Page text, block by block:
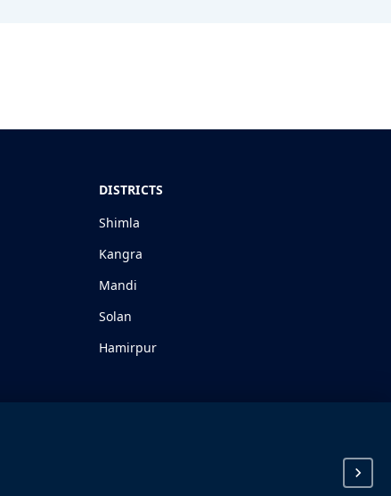
DISTRICTS
Shimla
Kangra
Mandi
Solan
Hamirpur